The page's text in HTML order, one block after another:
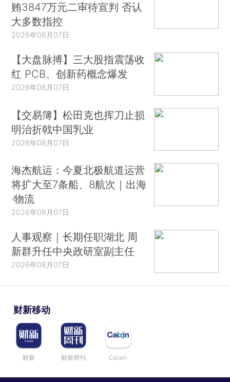
贿3847万元二审待宣判 否认
大多数指控
2026年08月07日
【大盘脉搏】三大股指震荡收
红 PCB、创新药概念爆发
2026年08月07日
【交易簿】松田克也挥刀止损
明治折戟中国乳业
2026年08月07日
海杰航运：今夏北极航道运营
将扩大至7条船、8航次｜出海
·物流
2026年08月07日
人事观察｜长期任职湖北 周
新群升任中央政研室副主任
2026年08月07日
财新移动
财新 财新周刊 Caixin